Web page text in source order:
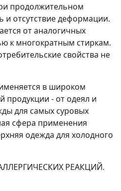
продолжительном
и отсутствие деформации.
от аналогичных
к многократным стиркам.
свойства не
в широком
продукции - от одеял и
для самых суровых
сфера применения
одежда для холодного
РЕАКЦИЙ.